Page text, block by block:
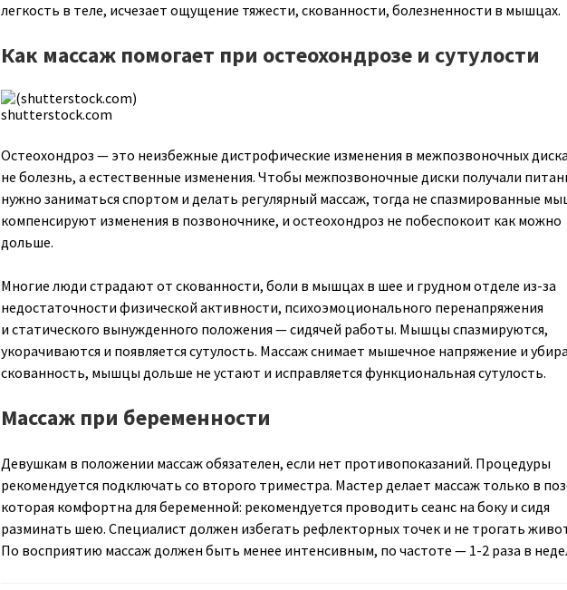
легкость в теле, исчезает ощущение тяжести, скованности, болезненности в мышцах.
Как массаж помогает при остеохондрозе и сутулости
shutterstock.com
Остеохондроз — это неизбежные дистрофические изменения в межпозвоночных
не болезнь, а естественные изменения. Чтобы межпозвоночные диски получали
нужно заниматься спортом и делать регулярный массаж, тогда не спазмированные
компенсируют изменения в позвоночнике, и остеохондроз не побеспокоит как можно
дольше.
Многие люди страдают от скованности, боли в мышцах в шее и грудном отделе из-за
недостаточности физической активности, психоэмоционального перенапряжения
и статического вынужденного положения — сидячей работы. Мышцы спазмируются,
укорачиваются и появляется сутулость. Массаж снимает мышечное напряжение и
скованность, мышцы дольше не устают и исправляется функциональная сутулость.
Массаж при беременности
Девушкам в положении массаж обязателен, если нет противопоказаний. Процедуры
рекомендуется подключать со второго триместра. Мастер делает массаж только в
которая комфортна для беременной: рекомендуется проводить сеанс на боку и сидя
разминать шею. Специалист должен избегать рефлекторных точек и не трогать
По восприятию массаж должен быть менее интенсивным, по частоте — 1-2 раза в